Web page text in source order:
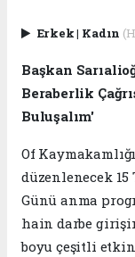
Erkek| Kadın
Başkan
Beraberlik
Buluşalım'
Of
düzenlenecek
Günü anma
hain darbe
boyu çeşitli